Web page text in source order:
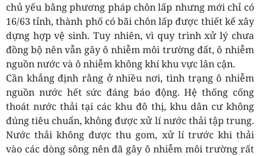
chủ yếu bằng phương pháp chôn lấp nhưng mới chỉ có
16/63 tỉnh, thành phố có bãi chôn lấp được thiết kế xây
dựng hợp vệ sinh. Tuy nhiên, vì quy trình xử lý chưa
đồng bộ nên vẫn gây ô nhiễm môi trường đất, ô nhiễm
nguồn nước và ô nhiễm không khí khu vực lân cận.
Cần khẳng định rằng ở nhiều nơi, tình trạng ô nhiễm
nguồn nước hết sức đáng báo động. Hệ thống cống
thoát nước thải tại các khu đô thị, khu dân cư không
đúng tiêu chuẩn, không được xử lí nước thải tập trung.
Nước thải không được thu gom, xử lí trước khi thải
vào các dòng sông nên đã gây ô nhiễm môi trường rất